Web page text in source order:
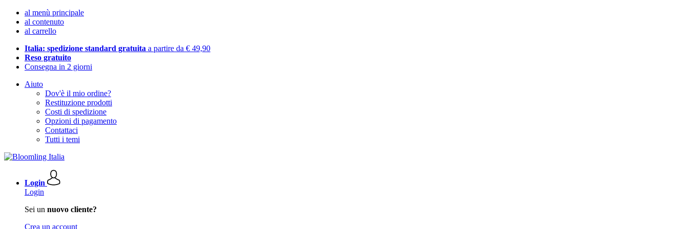
al menù principale
al contenuto
al carrello
Italia: spedizione standard gratuita a partire da € 49,90
Reso gratuito
Consegna in 2 giorni
Aiuto
Dov'è il mio ordine?
Restituzione prodotti
Costi di spedizione
Opzioni di pagamento
Contattaci
Tutti i temi
Login
Login
Sei un nuovo cliente?
Crea un account